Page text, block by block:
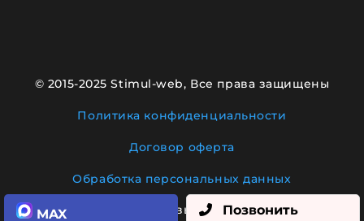
© 2015-2025 Stimul-web, Все права защищены
Политика конфиденциальности
Договор оферта
Обработка персональных данных
Сделано с любовью в Стимул Веб
MAX Позвонить